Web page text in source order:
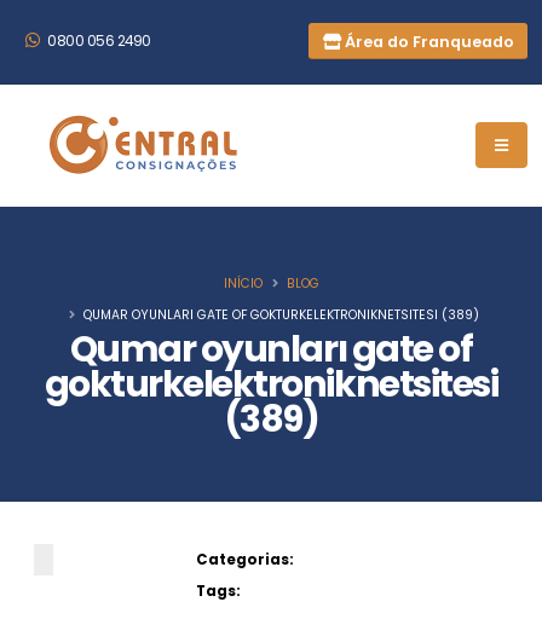
0800 056 2490 Área do Franqueado
Qumar oyunları gate of
gokturkelektroniknetsitesi
(389)
INÍCIO
BLOG
QUMAR OYUNLARI GATE OF GOKTURKELEKTRONIKNETSITESI (389)
Categorias:
Tags: